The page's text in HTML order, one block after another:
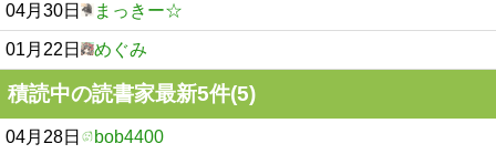
04月30日 まっきー☆
01月22日 めぐみ
積読中の読書家最新5件(5)
04月28日 bob4400